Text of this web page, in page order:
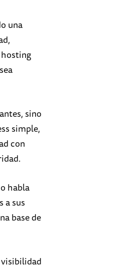
una
sino
simple,
con
habla
a sus
base de